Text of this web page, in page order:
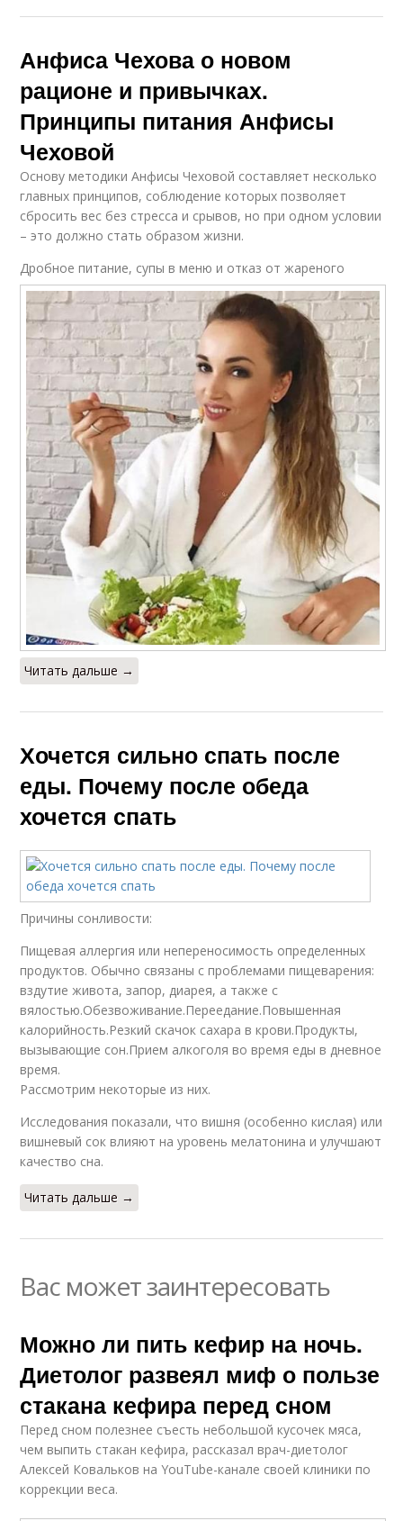
Анфиса Чехова о новом
рационе и привычках.
Принципы питания Анфисы
Чеховой
Основу методики Анфисы Чеховой составляет несколько
главных принципов, соблюдение которых позволяет
сбросить вес без стресса и срывов, но при одном условии
– это должно стать образом жизни.
Дробное питание, супы в меню и отказ от жареного
Читать дальше →
Хочется сильно спать после
еды. Почему после обеда
хочется спать
Причины сонливости:
Пищевая аллергия или непереносимость определенных
продуктов. Обычно связаны с проблемами пищеварения:
вздутие живота, запор, диарея, а также с
вялостью.Обезвоживание.Переедание.Повышенная
калорийность.Резкий скачок сахара в крови.Продукты,
вызывающие сон.Прием алкоголя во время еды в дневное
время.
Рассмотрим некоторые из них.
Исследования показали, что вишня (особенно кислая) или
вишневый сок влияют на уровень мелатонина и улучшают
качество сна.
Читать дальше →
Вас может заинтересовать
Можно ли пить кефир на ночь.
Диетолог развеял миф о пользе
стакана кефира перед сном
Перед сном полезнее съесть небольшой кусочек мяса,
чем выпить стакан кефира, рассказал врач-диетолог
Алексей Ковальков на YouTube-канале своей клиники по
коррекции веса.